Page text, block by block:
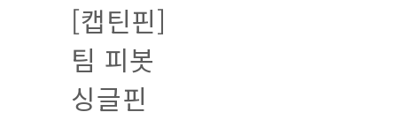
[캡틴핀]
팀 피봇
싱글핀